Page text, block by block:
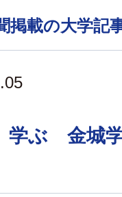
掲載の大学記
学ぶ 金城